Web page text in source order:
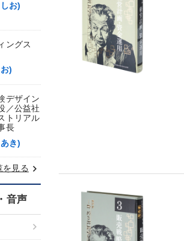
お)
ングス
)
デザイン
／公益社
トリアル
長
き)
を見る keyboard_arrow_right
音声